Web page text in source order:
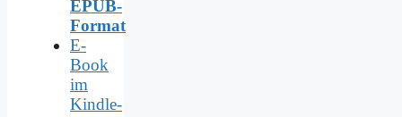
EPUB-
Format
E-
Book
im
Kindle-